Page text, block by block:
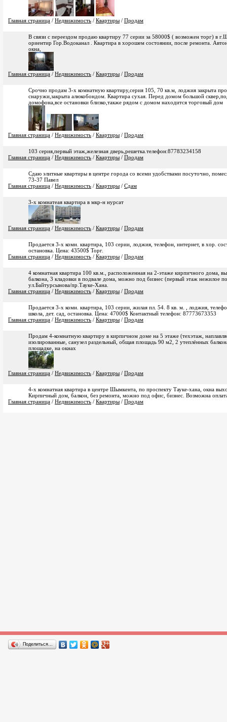
Главная страница / Недвижимость / Квартиры / Продам
В связи с переездом продаю квартиру 77 серии за 58000$ ( возможен торг) в
ориентир Гор.Водоканал . Квартира в хорошем состоянии, после ремонта.
окна,
Главная страница / Недвижимость / Квартиры / Продам
Срочно продам 3-х комнатную квартиру,серия 105, 70 кв.м, лоджия закрыта
снаружи,закрыта алюкобондом. Квартира сухая. Перед домом большой
домофона,все остановки близко,также рядом с домом находится торговый дом
Главная страница / Недвижимость / Квартиры / Продам
103 серия,первый этаж,железная дверь,решетка.телефон:87783234158
Главная страница / Недвижимость / Квартиры / Продам
Сдаю элитные квартиры в центре города со всеми удобствами посуточно,
73-37 Павел
Главная страница / Недвижимость / Квартиры / Сдам
3-х комнатеая квартира в мкр-н нурсат
Главная страница / Недвижимость / Квартиры / Продам
Продается 3-х комн. квартира, 103 серии, лоджия, телефон, интернет, в хор.
остановка. Цена: 43500$ Торг.
Главная страница / Недвижимость / Квартиры / Продам
4 комнатная квартира 100 кв.м., расположенная на 2-этаже кирпичного дома,
балкона, 3 кладовки в подвале дома, можно под бизнес (первый этаж нежилое
ул.Байтурсынова/пр.Тауке-Хана.
Главная страница / Недвижимость / Квартиры / Продам
Продается 3-х комн. квартира, 103 серии, жилая пл. 54. 8 кв. м. , лоджия,
школа, дет. сад, остановка. Цена: 47000$ Контактный телефон: 87773673353
Главная страница / Недвижимость / Квартиры / Продам
Продам 4-комнатную квартиру в кирпичном доме на 5 этаже (техэтаж,
изолированные, санузел раздельный, общая площадь 90 м2, 2 утеплённых
площадке, на окнах
Главная страница / Недвижимость / Квартиры / Продам
4-х комнатная квартира в центре Шымкента, по проспекту Тауке-хана, окна
Кирпичный дом, балкон, без ремонта, можно под офис, бизнес. Возможна
Главная страница / Недвижимость / Квартиры / Продам
Поделиться…